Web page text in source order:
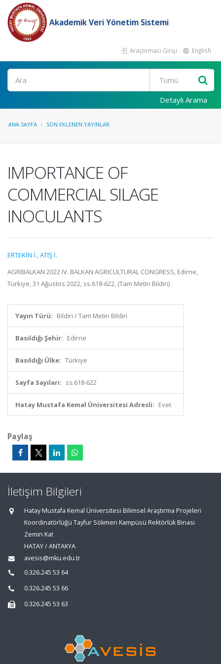
Akademik Veri Yönetim Sistemi
Araştırmacı Girişi English
Ara
Detaylı Arama
ANA SAYFA SON EKLENEN YAYINLAR
IMPORTANCE OF
COMMERCIAL SILAGE
INOCULANTS
ERTEKİN İ.,ATIŞ İ.
AGRIBALKAN 2022 IV. BALKAN AGRICULTURAL CONGRESS, Edirne,
Türkiye, 31 Ağustos 2022, ss.618-622, (Tam Metin Bildiri)
Yayın Türü: Bildiri / Tam Metin Bildiri
Basıldığı Şehir: Edirne
Basıldığı Ülke: Türkiye
Sayfa Sayıları: ss.618-622
Hatay Mustafa Kemal Üniversitesi Adresli: Evet
Paylaş
İletişim Bilgileri
Hatay Mustafa Kemal Üniversitesi Bilimsel Araştırma Projeleri
Koordinatörlüğü Tayfur Sökmen Kampüsü Rektörlük Binası
Zemin Kat
HATAY / ANTAKYA
avesis@mku.edu.tr
0.326.245 53 64
0.326.245 53 66
0.326.245 53 63